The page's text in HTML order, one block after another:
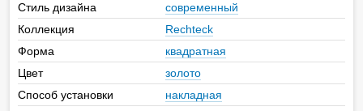
Стиль дизайна
современный
Коллекция
Rechteck
Форма
квадратная
Цвет
золото
Способ установки
накладная